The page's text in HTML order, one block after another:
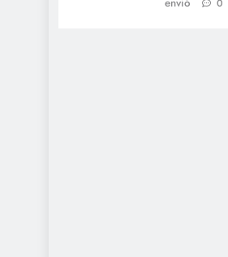
envió
0